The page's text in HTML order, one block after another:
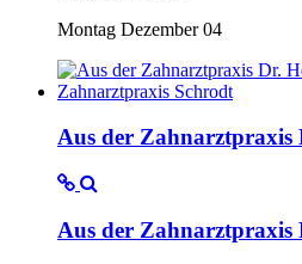
Montag Dezember 04
Aus der
Aus der